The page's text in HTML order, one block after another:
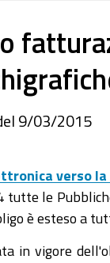
9/03/2015
verso la
tutte le
è esteso a
in vigore